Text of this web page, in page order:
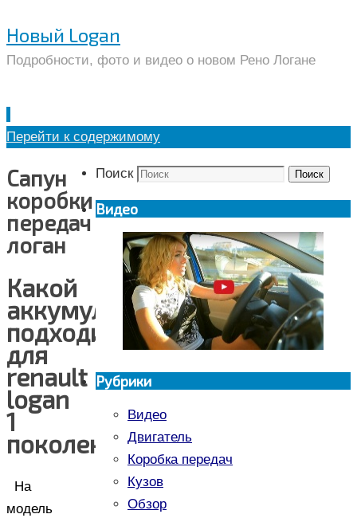
Новый Logan
Подробности, фото и видео о новом Рено Логане
Перейти к содержимому
Сапун
коробки
передач
логан
Какой
аккумулятор
подходит
для
renault
logan
1
поколение
На
модель
Поиск Поиск
Видео
Рубрики
Видео
Двигатель
Коробка передач
Кузов
Обзор